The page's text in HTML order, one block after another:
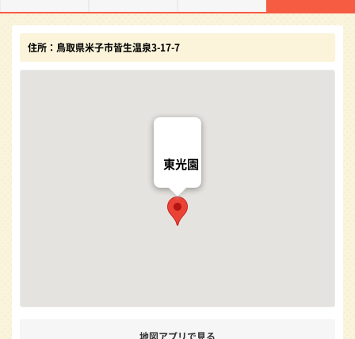
住所：鳥取県米子市皆生温泉3-17-7
東光園